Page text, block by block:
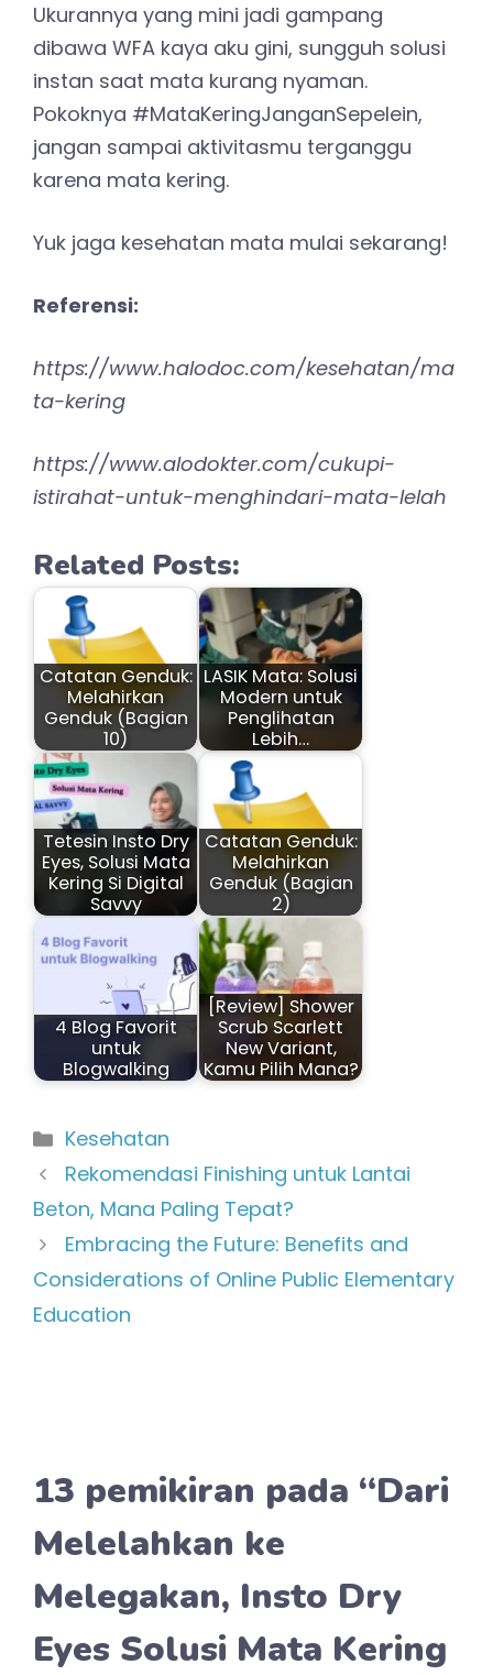
Ukurannya yang mini jadi gampang
dibawa WFA kaya aku gini, sungguh solusi
instan saat mata kurang nyaman.
Pokoknya #MataKeringJanganSepelein,
jangan sampai aktivitasmu terganggu
karena mata kering.
Yuk jaga kesehatan mata mulai sekarang!
Referensi:
https://www.halodoc.com/kesehatan/ma
ta-kering
https://www.alodokter.com/cukupi-
istirahat-untuk-menghindari-mata-lelah
Related Posts:
Catatan Genduk:
Melahirkan
Genduk (Bagian
10)
LASIK Mata: Solusi
Modern untuk
Penglihatan
Lebih…
Tetesin Insto Dry
Eyes, Solusi Mata
Kering Si Digital
Savvy
Catatan Genduk:
Melahirkan
Genduk (Bagian
2)
4 Blog Favorit
untuk
Blogwalking
[Review] Shower
Scrub Scarlett
New Variant,
Kamu Pilih Mana?
Kategori
Kesehatan
Rekomendasi Finishing untuk Lantai
Beton, Mana Paling Tepat?
Embracing the Future: Benefits and
Considerations of Online Public Elementary
Education
13 pemikiran pada “Dari
Melelahkan ke
Melegakan, Insto Dry
Eyes Solusi Mata Kering